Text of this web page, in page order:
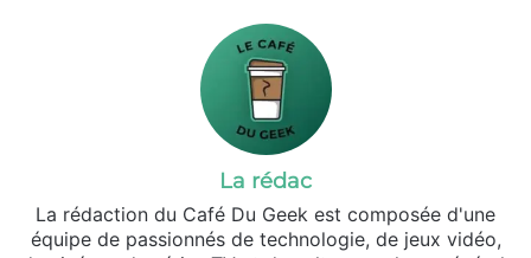
La rédac
La rédaction du Café Du Geek est composée d'une
équipe de passionnés de technologie, de jeux vidéo,